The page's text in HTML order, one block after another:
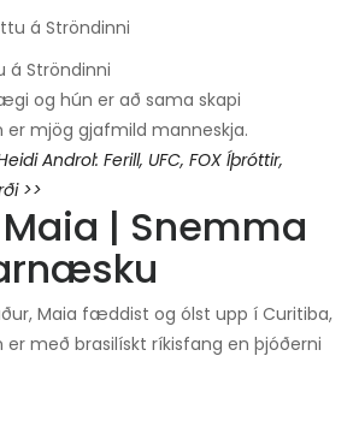
á Ströndinni
og hún er að sama skapi
mjög gjafmild manneskja.
Androl: Ferill, UFC, FOX Íþróttir,
>>
| Snemma
Maia fæddist og ólst upp í Curitiba,
er með brasilískt ríkisfang en þjóðerni